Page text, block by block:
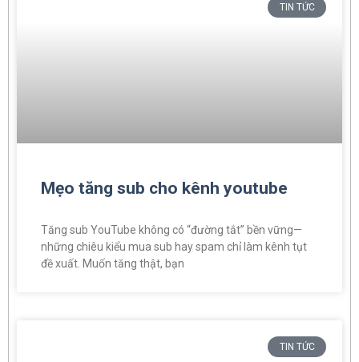
TIN TỨC
Mẹo tăng sub cho kênh youtube
Tăng sub YouTube không có “đường tắt” bền vững—
những chiêu kiểu mua sub hay spam chỉ làm kênh tụt
đề xuất. Muốn tăng thật, bạn
TIN TỨC